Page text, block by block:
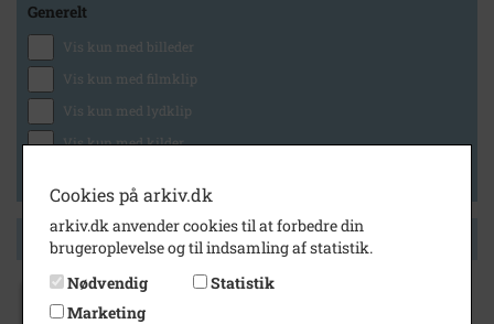
Generelt
Vis kun med billeder
Vis kun med filmklip
Vis kun med lydklip
Vis kun med kilder
Side 1 af 1
Cookies på arkiv.dk
arkiv.dk anvender cookies til at forbedre din
brugeroplevelse og til indsamling af statistik.
Nødvendig
Statistik
Marketing